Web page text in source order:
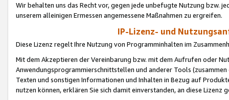
Wir behalten uns das Recht vor, gegen jede unbefugte Nutzung bzw.
unserem alleinigen Ermessen angemessene Maßnahmen zu ergreifen.
IP-Lizenz- und
Diese Lizenz regelt Ihre Nutzung von Programminhalten im
Mit dem Akzeptieren der Vereinbarung bzw. mit dem Aufrufen oder
Anwendungsprogrammierschnittstellen und anderer Tools (zusammen
Texten und sonstigen Informationen und Inhalten in Bezug auf
nutzen können, erklären Sie sich damit einverstanden, an diese Lizenz